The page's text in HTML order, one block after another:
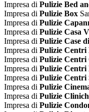
Impresa di Pulizie Bed
Impresa di Pulizie Box
Impresa di Pulizie
Impresa di Pulizie Casa
Impresa di Pulizie Case
Impresa di Pulizie Centri
Impresa di Pulizie Centri
Impresa di Pulizie Centri
Impresa di Pulizie Centri
Impresa di Pulizie
Impresa di Pulizie
Impresa di Pulizie